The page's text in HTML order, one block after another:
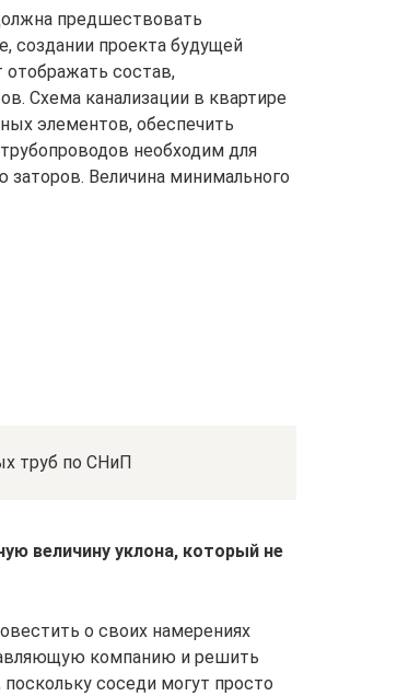
предшествовать
создании проекта будущей
отображать состав,
Схема канализации в квартире
элементов, обеспечить
необходим для
Величина минимального
труб по СНиП
величину уклона, который не
о своих намерениях
компанию и решить
соседи могут просто